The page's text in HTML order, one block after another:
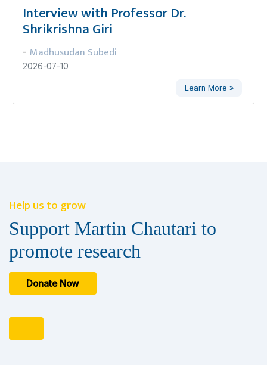
Interview with Professor Dr.
Shrikrishna Giri
- Madhusudan Subedi
2026-07-10
Learn More »
Help us to grow
Support Martin Chautari to
promote research
Donate Now